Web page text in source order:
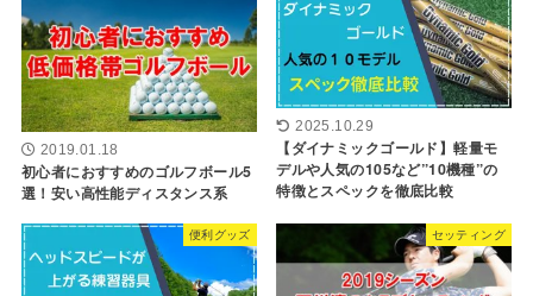
2019.01.18
初心者におすすめのゴルフボール5
選！安い高性能ディスタンス系
2025.10.29
【ダイナミックゴールド】軽量モ
デルや人気の105など”10機種”の
特徴とスペックを徹底比較
便利グッズ セッティング